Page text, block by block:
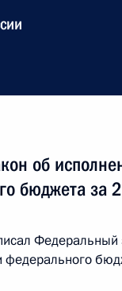
об
бюджета за
Федеральный
федерального